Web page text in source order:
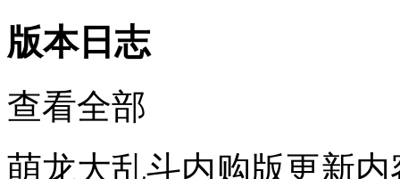
版本日志
查看全部
萌龙大乱斗内购版更新内